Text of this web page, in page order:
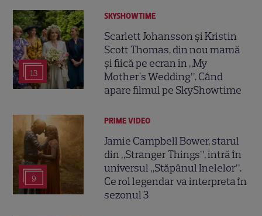
13
SKYSHOWTIME
Scarlett Johansson și Kristin
Scott Thomas, din nou mamă
și fiică pe ecran în „My
Mother's Wedding”. Când
apare filmul pe SkyShowtime
9
PRIME VIDEO
Jamie Campbell Bower, starul
din „Stranger Things”, intră în
universul „Stăpânul Inelelor”.
Ce rol legendar va interpreta în
sezonul 3